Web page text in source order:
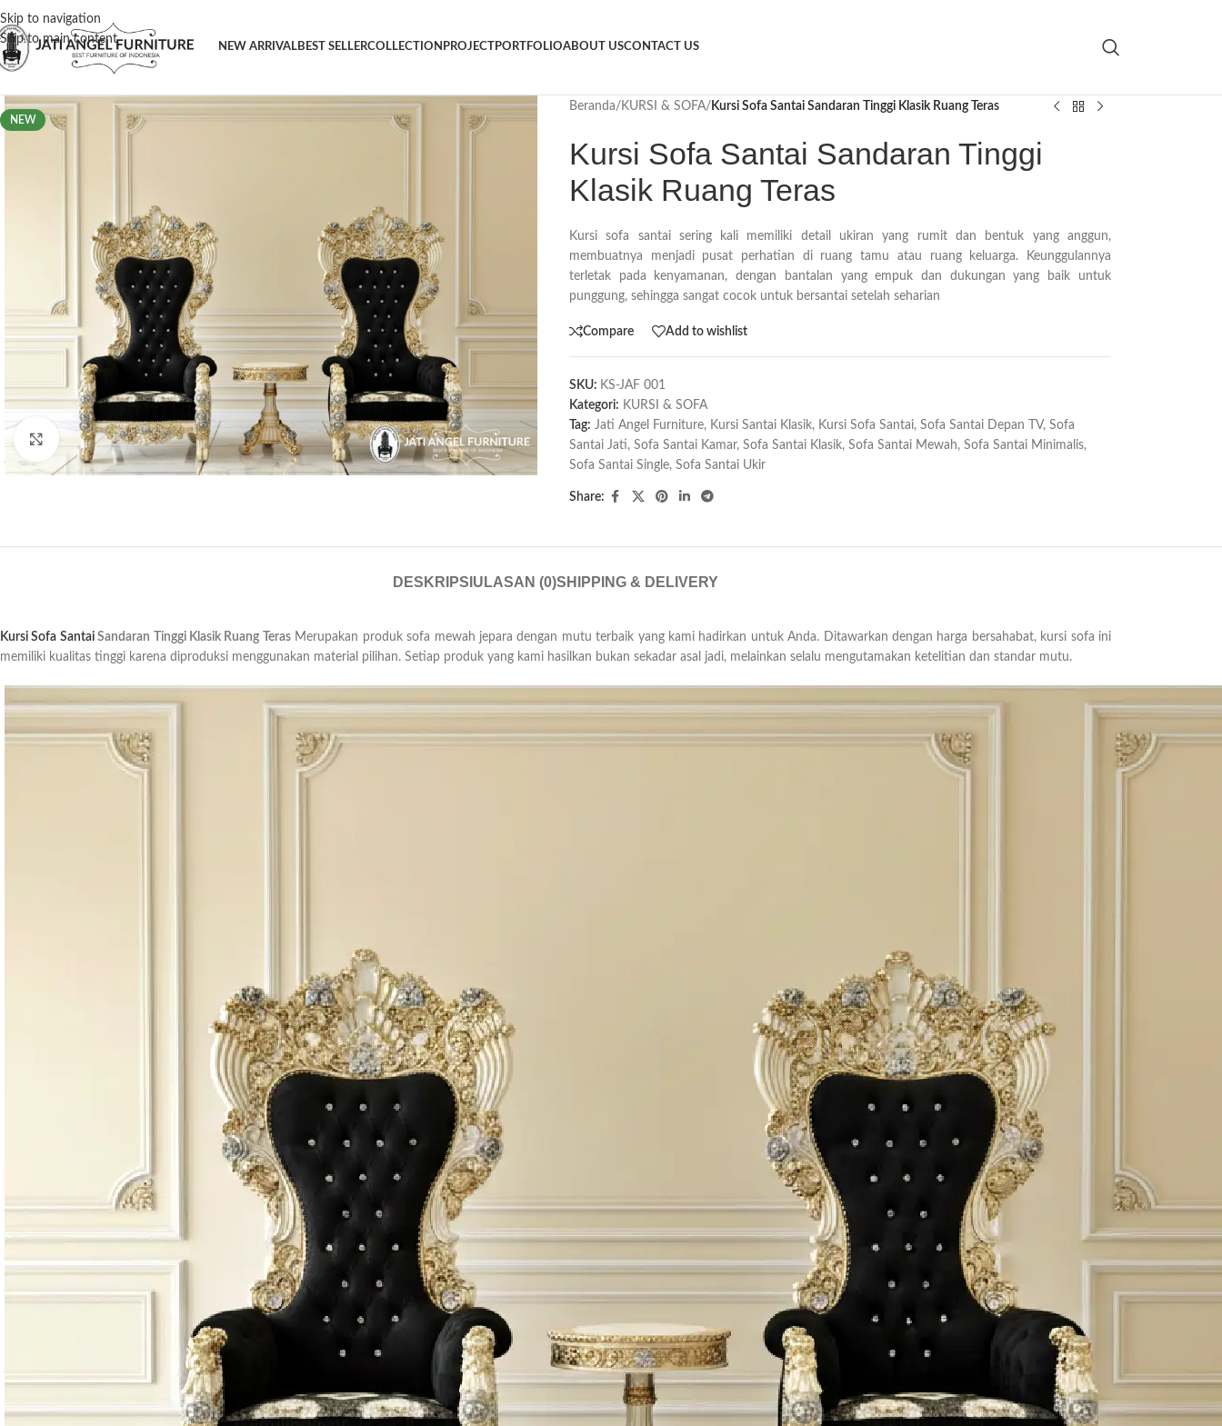
Skip to navigation
Skip to main content
NEW ARRIVALBEST SELLERCOLLECTION PROJECTPORTFOLIOABOUT USCONTACT US
NEW
Click to enlarge
Beranda/ KURSI & SOFA/ Kursi Sofa Santai Sandaran Tinggi Klasik Ruang Teras
Kursi Sofa Santai Sandaran Tinggi
Klasik Ruang Teras
Kursi sofa santai sering kali memiliki detail ukiran yang rumit dan bentuk yang anggun,
membuatnya menjadi pusat perhatian di ruang tamu atau ruang keluarga. Keunggulannya
terletak pada kenyamanan, dengan bantalan yang empuk dan dukungan yang baik untuk
punggung, sehingga sangat cocok untuk bersantai setelah seharian
Compare Add to wishlist
SKU: KS-JAF 001
Kategori: KURSI & SOFA
Tag: Jati Angel Furniture, Kursi Santai Klasik, Kursi Sofa Santai, Sofa Santai Depan TV, Sofa
Santai Jati, Sofa Santai Kamar, Sofa Santai Klasik, Sofa Santai Mewah, Sofa Santai Minimalis,
Sofa Santai Single, Sofa Santai Ukir
Share:
DESKRIPSI ULASAN (0)SHIPPING & DELIVERY
Kursi Sofa SantaiSandaran Tinggi Klasik Ruang TerasMerupakan produk sofa mewah jepara dengan mutu terbaik yang kami hadirkan untuk Anda. Ditawarkan dengan harga bersahabat, kursi sofa ini
memiliki kualitas tinggi karena diproduksi menggunakan material pilihan. Setiap produk yang kami hasilkan bukan sekadar asal jadi, melainkan selalu mengutamakan ketelitian dan standar mutu.